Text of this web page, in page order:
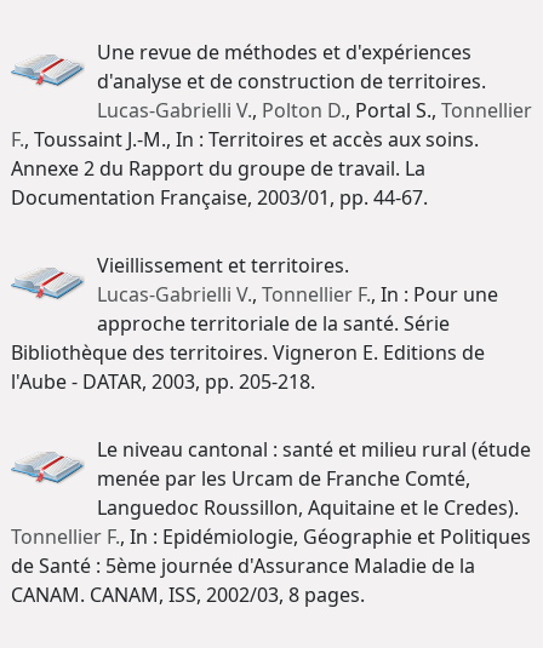
Une revue de méthodes et d'expériences
d'analyse et de construction de territoires.
Lucas-Gabrielli V., Polton D., Portal S., Tonnellier
F., Toussaint J.-M., In : Territoires et accès aux soins.
Annexe 2 du Rapport du groupe de travail. La
Documentation Française, 2003/01, pp. 44-67.
Vieillissement et territoires.
Lucas-Gabrielli V., Tonnellier F., In : Pour une
approche territoriale de la santé. Série
Bibliothèque des territoires. Vigneron E. Editions de
l'Aube - DATAR, 2003, pp. 205-218.
Le niveau cantonal : santé et milieu rural (étude
menée par les Urcam de Franche Comté,
Languedoc Roussillon, Aquitaine et le Credes).
Tonnellier F., In : Epidémiologie, Géographie et Politiques
de Santé : 5ème journée d'Assurance Maladie de la
CANAM. CANAM, ISS, 2002/03, 8 pages.